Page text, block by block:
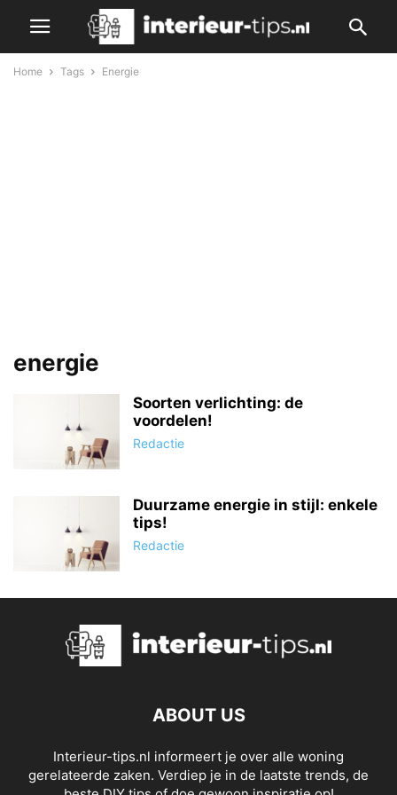
Home Tags Energie
energie
Soorten verlichting: de
voordelen!
Redactie
Duurzame energie in stijl: enkele
tips!
Redactie
ABOUT US
Interieur-tips.nl informeert je over alle woning
gerelateerde zaken. Verdiep je in de laatste trends, de